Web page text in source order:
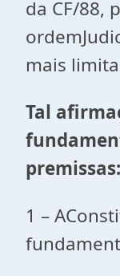
da CF/88,
mais
Tal
premissas:
1 –